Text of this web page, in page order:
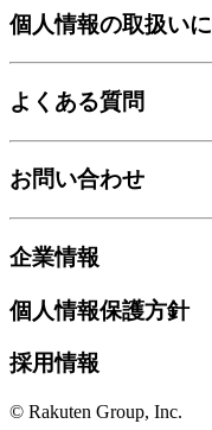
個人情報の取扱い
よくある質問
お問い合わせ
企業情報
個人情報保護方針
採用情報
© Rakuten Group, Inc.